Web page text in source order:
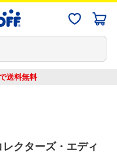
送料無料
クターズ・エディ